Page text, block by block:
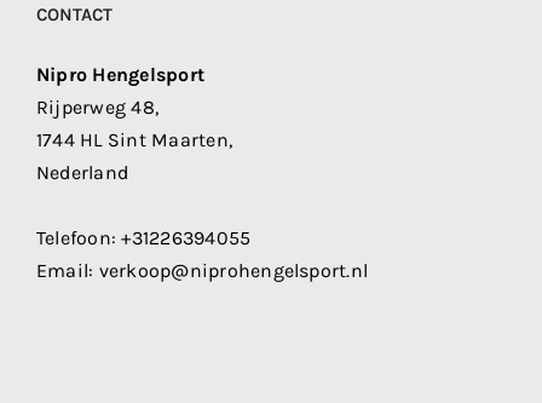
CONTACT
Nipro Hengelsport
Rijperweg 48,
1744 HL Sint Maarten,
Nederland
Telefoon:+31226394055
Email: verkoop@niprohengelsport.nl